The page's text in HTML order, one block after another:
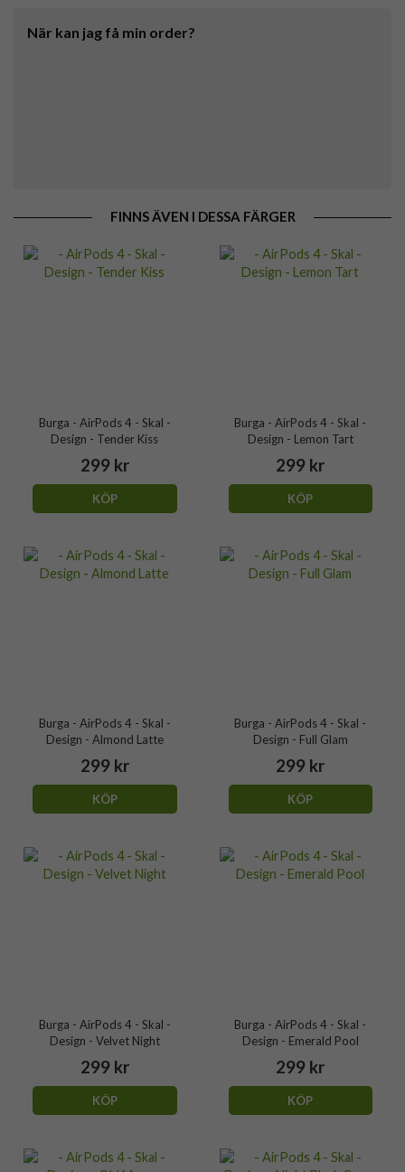
När kan jag få min order?
FINNS ÄVEN I DESSA FÄRGER
Burga - AirPods 4 - Skal -
Design - Tender Kiss
299 kr
KÖP
Burga - AirPods 4 - Skal -
Design - Lemon Tart
299 kr
KÖP
Burga - AirPods 4 - Skal -
Design - Almond Latte
299 kr
KÖP
Burga - AirPods 4 - Skal -
Design - Full Glam
299 kr
KÖP
Burga - AirPods 4 - Skal -
Design - Velvet Night
299 kr
KÖP
Burga - AirPods 4 - Skal -
Design - Emerald Pool
299 kr
KÖP